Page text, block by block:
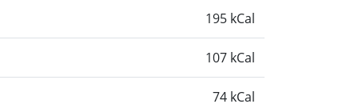
195 kCal
107 kCal
74 kCal